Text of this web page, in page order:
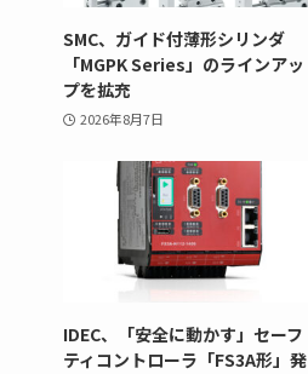
SMC、ガイド付薄形シリンダ
「MGPK Series」のラインアッ
プを拡充
2026年8月7日
IDEC、「安全に動かす」セーフ
ティコントローラ「FS3A形」発